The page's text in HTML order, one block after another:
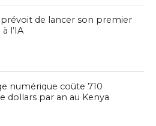
prévoit de lancer son premier
l’IA
numérique coûte 710
dollars par an au Kenya